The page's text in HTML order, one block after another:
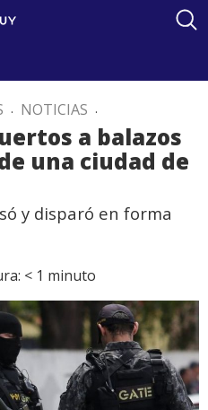
. NOTICIAS .
a balazos
una ciudad de
y disparó en forma
< 1 minuto